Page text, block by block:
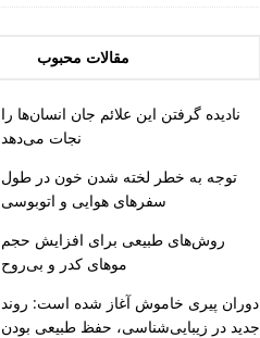
مقالات محبوب
نادیده گرفتن این علائم جان انسان‌ها را
نجات می‌دهد
توجه به خطر لخته شدن خون در طول
سفرهای هوایی و اتوبوسی
روش‌های طبیعی برای افزایش حجم
موهای کدر و بی‌روح
دوران پیری خاموش آغاز شده است: روند
جدید در زیبایی‌شناسی، حفظ طبیعی بودن